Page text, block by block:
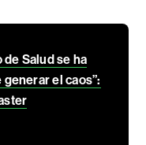
Salud se ha
el caos”: